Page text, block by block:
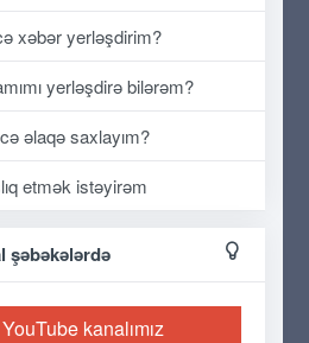
xəbər yerləşdirim?
yerləşdirə bilərəm?
əlaqə saxlayım?
etmək istəyirəm
şəbəkələrdə
YouTube kanalımız